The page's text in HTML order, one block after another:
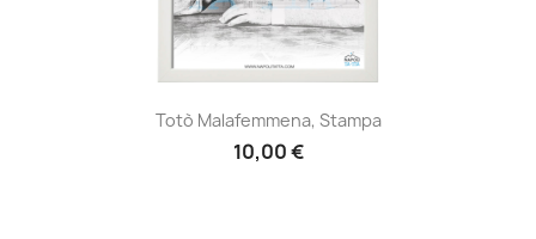
Totò Malafemmena, Stampa
10,00 €